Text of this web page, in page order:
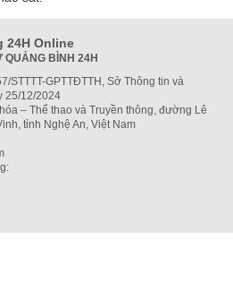
24H Online
QUẢNG BÌNH 24H
STTTT-GPTTĐTTH, Sở Thông tin và
25/12/2024
– Thể thao và Truyền thông, đường Lê
tỉnh Nghệ An, Việt Nam